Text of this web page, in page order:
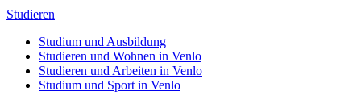
Studieren
Studium und Ausbildung
Studieren und Wohnen in Venlo
Studieren und Arbeiten in Venlo
Studium und Sport in Venlo